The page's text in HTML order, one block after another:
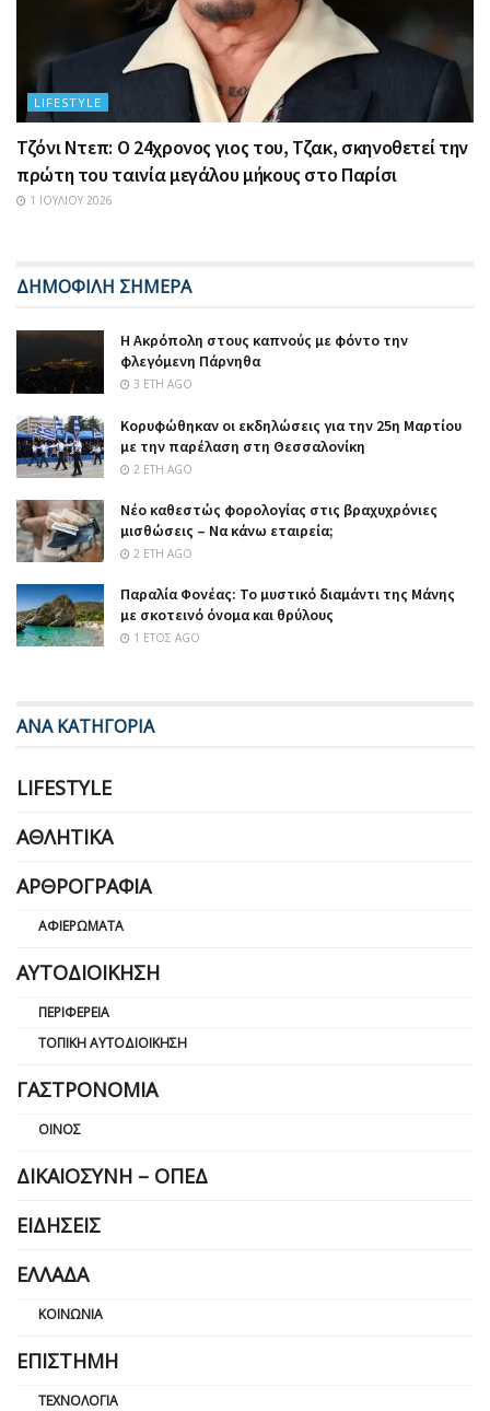
LIFESTYLE
Τζόνι Ντεπ: Ο 24χρονος γιος του, Τζακ, σκηνοθετεί την
πρώτη του ταινία μεγάλου μήκους στο Παρίσι
1 ΙΟΥΛΊΟΥ 2026
ΔΗΜΟΦΙΛΗ ΣΗΜΕΡΑ
Η Ακρόπολη στους καπνούς με φόντο την
φλεγόμενη Πάρνηθα
3 ΈΤΗ AGO
Κορυφώθηκαν οι εκδηλώσεις για την 25η Μαρτίου
με την παρέλαση στη Θεσσαλονίκη
2 ΈΤΗ AGO
Νέο καθεστώς φορολογίας στις βραχυχρόνιες
μισθώσεις – Να κάνω εταιρεία;
2 ΈΤΗ AGO
Παραλία Φονέας: Το μυστικό διαμάντι της Μάνης
με σκοτεινό όνομα και θρύλους
1 ΈΤΟΣ AGO
ΑΝΑ ΚΑΤΗΓΟΡΙΑ
LIFESTYLE
ΑΘΛΗΤΙΚΆ
ΑΡΘΡΟΓΡΑΦΊΑ
ΑΦΙΕΡΏΜΑΤΑ
ΑΥΤΟΔΙΟΊΚΗΣΗ
ΠΕΡΙΦΈΡΕΙΑ
ΤΟΠΙΚΉ ΑΥΤΟΔΙΟΊΚΗΣΗ
ΓΑΣΤΡΟΝΟΜΊΑ
ΟΊΝΟΣ
ΔΙΚΑΙΟΣΎΝΗ – ΟΠΕΔ
ΕΙΔΉΣΕΙΣ
ΕΛΛΆΔΑ
ΚΟΙΝΩΝΊΑ
ΕΠΙΣΤΉΜΗ
ΤΕΧΝΟΛΟΓΊΑ